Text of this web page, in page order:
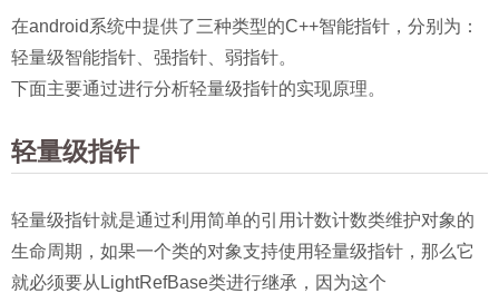
在android系统中提供了三种类型的C++智能指针，分别为：
轻量级智能指针、强指针、弱指针。
下面主要通过进行分析轻量级指针的实现原理。
轻量级指针
轻量级指针就是通过利用简单的引用计数计数类维护对象的
生命周期，如果一个类的对象支持使用轻量级指针，那么它
就必须要从LightRefBase类进行继承，因为这个